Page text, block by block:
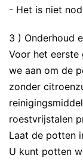
- Het is niet
3 ) Onderhoud
Voor het
we aan om de
zonder
roestvrijstalen
Laat de potten
U kunt potten